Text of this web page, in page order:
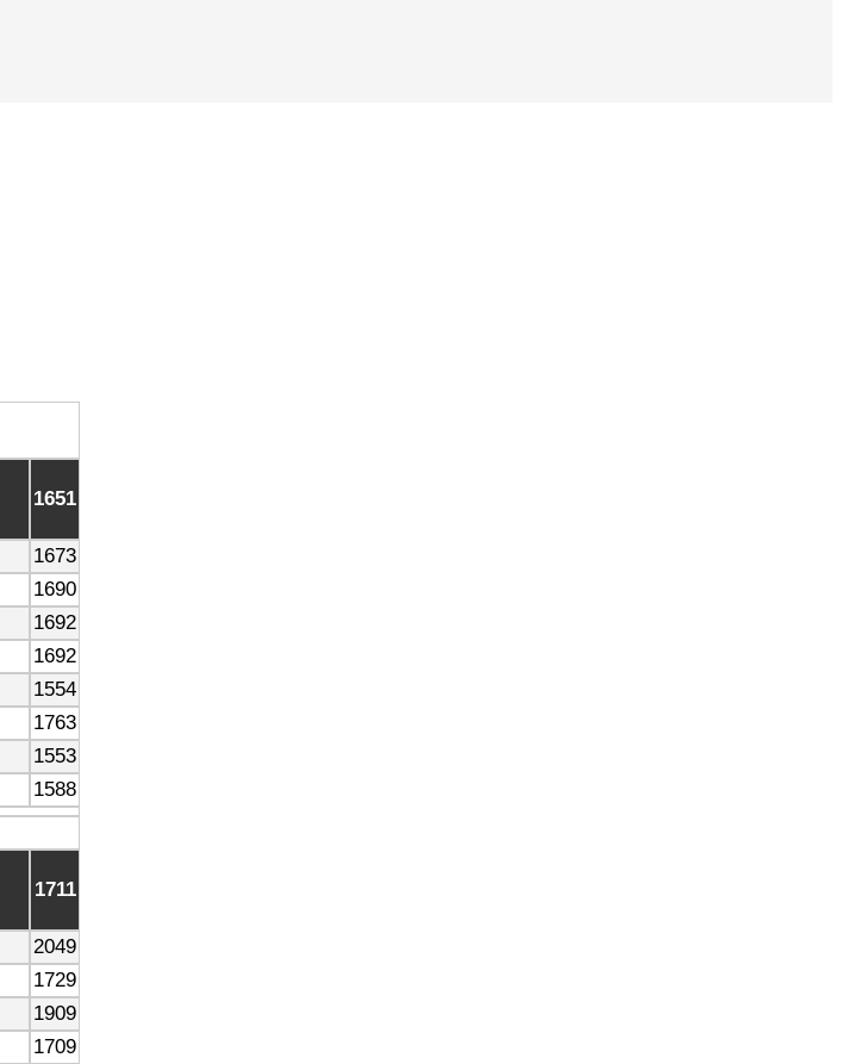
1651
1673
1690
1692
1692
1554
1763
1553
1588
1711
2049
1729
1909
1709